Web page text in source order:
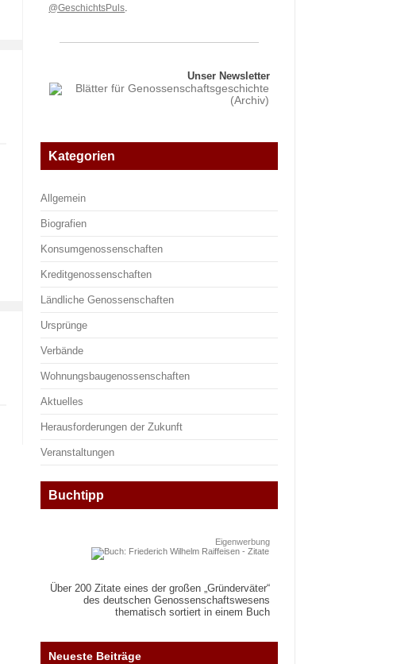
@GeschichtsPuls
Unser Newsletter
Kategorien
Allgemein
Biografien
Konsumgenossenschaften
Kreditgenossenschaften
Ländliche Genossenschaften
Ursprünge
Verbände
Wohnungsbaugenossenschaften
Aktuelles
Herausforderungen der Zukunft
Veranstaltungen
Buchtipp
Eigenwerbung
Über 200 Zitate eines der großen „Gründerväter“
des deutschen Genossenschaftswesens
thematisch sortiert in einem Buch
Neueste Beiträge